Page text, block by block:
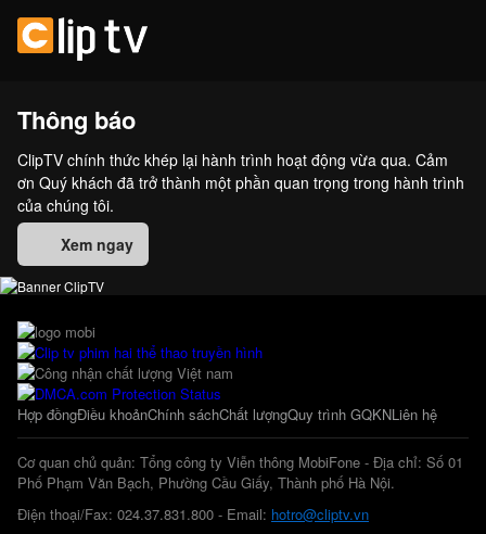
Thông báo
ClipTV chính thức khép lại hành trình hoạt động vừa qua. Cảm
ơn Quý khách đã trở thành một phần quan trọng trong hành trình
của chúng tôi.
Xem ngay
Hợp đồngĐiều khoảnChính sáchChất lượngQuy trình GQKNLiên hệ
Cơ quan chủ quản: Tổng công ty Viễn thông MobiFone - Địa chỉ: Số 01
Phố Phạm Văn Bạch, Phường Cầu Giấy, Thành phố Hà Nội.
Điện thoại/Fax: 024.37.831.800 - Email: hotro@cliptv.vn